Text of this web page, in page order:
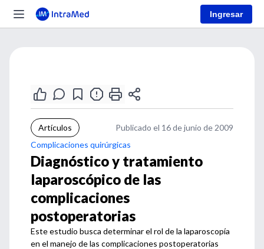
Ingresar
Artículos
Publicado el 16 de junio de 2009
Complicaciones quirúrgicas
Diagnóstico y tratamiento
laparoscópico de las
complicaciones
postoperatorias
Este estudio busca determinar el rol de la laparoscopía
en el manejo de las complicaciones postoperatorias